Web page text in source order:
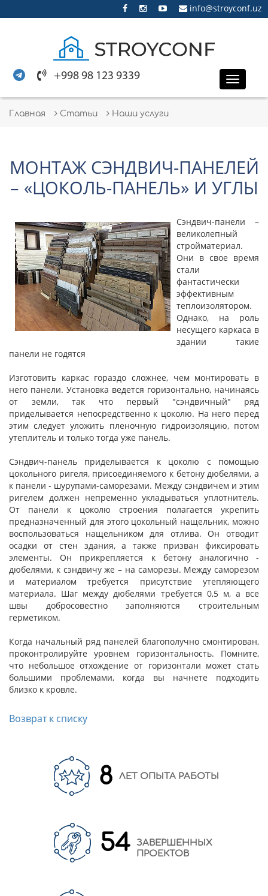
info@stroyconf.uz
+998 98 123 9339
Toggle
Главная Статьи Наши услуги
МОНТАЖ СЭНДВИЧ-ПАНЕЛЕЙ
– «ЦОКОЛЬ-ПАНЕЛЬ» И УГЛЫ
Сэндвич-панели –
великолепный
стройматериал.
Они в свое время
стали
фантастически
эффективным
теплоизолятором.
Однако, на роль
несущего каркаса в
здании такие
панели не годятся
Изготовить каркас гораздо сложнее, чем монтировать в
него панели. Установка ведется горизонтально, начинаясь
от земли, так что первый "сэндвичный" ряд
приделывается непосредственно к цоколю. На него перед
этим следует уложить пленочную гидроизоляцию, потом
утеплитель и только тогда уже панель.
Сэндвич-панель приделывается к цоколю с помощью
цокольного ригеля, присоединяемого к бетону дюбелями, а
к панели - шурупами-саморезами. Между сэндвичем и этим
ригелем должен непременно укладываться уплотнитель.
От панели к цоколю строения полагается укрепить
предназначенный для этого цокольный нащельник, можно
воспользоваться нащельником для отлива. Он отводит
осадки от стен здания, а также призван фиксировать
элементы. Он прикрепляется к бетону аналогично -
дюбелями, к сэндвичу же – на саморезы. Между саморезом
и материалом требуется присутствие утепляющего
материала. Шаг между дюбелями требуется 0,5 м, а все
швы добросовестно заполняются строительным
герметиком.
Когда начальный ряд панелей благополучно смонтирован,
проконтролируйте уровнем горизонтальность. Помните,
что небольшое отхождение от горизонтали может стать
большими проблемами, когда вы начнете подходить
близко к кровле.
Возврат к списку
8 ЛЕТ ОПЫТА РАБОТЫ
54 ЗАВЕРШЕННЫХ
ПРОЕКТОВ